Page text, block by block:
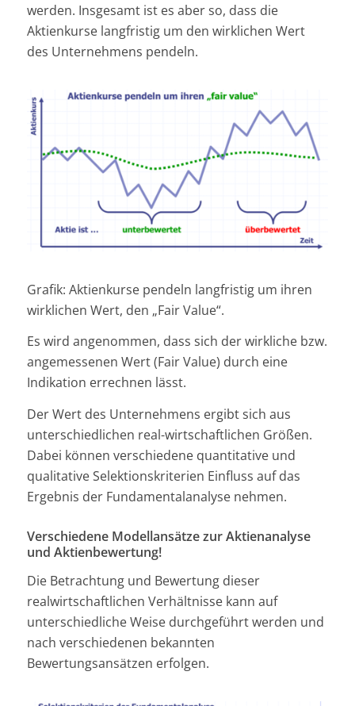
werden. Insgesamt ist es aber so, dass die
Aktienkurse langfristig um den wirklichen Wert
des Unternehmens pendeln.
Grafik: Aktienkurse pendeln langfristig um ihren
wirklichen Wert, den „Fair Value“.
Es wird angenommen, dass sich der wirkliche bzw.
angemessenen Wert (Fair Value) durch eine
Indikation errechnen lässt.
Der Wert des Unternehmens ergibt sich aus
unterschiedlichen real-wirtschaftlichen Größen.
Dabei können verschiedene quantitative und
qualitative Selektionskriterien Einfluss auf das
Ergebnis der Fundamentalanalyse nehmen.
Verschiedene Modellansätze zur Aktienanalyse
und Aktienbewertung!
Die Betrachtung und Bewertung dieser
realwirtschaftlichen Verhältnisse kann auf
unterschiedliche Weise durchgeführt werden und
nach verschiedenen bekannten
Bewertungsansätzen erfolgen.